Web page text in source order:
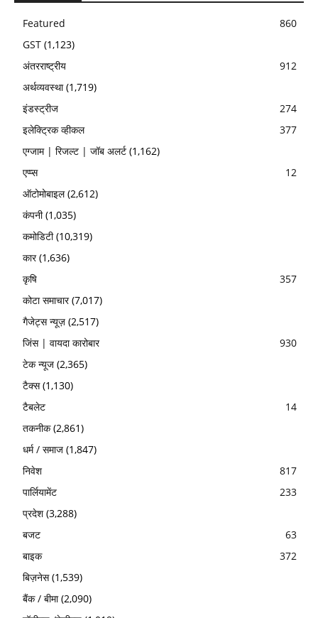
Featured
860
GST (1,123)
अंतरराष्ट्रीय
912
अर्थव्यवस्था(1,719)
इंडस्ट्रीज
274
इलेक्ट्रिक व्हीकल
377
एग्जाम | रिजल्ट | जॉब अलर्ट (1,162)
एप्प्स
12
ऑटोमोबाइल(2,612)
कंपनी(1,035)
कमोडिटी(10,319)
कार(1,636)
कृषि
357
कोटा समाचार(7,017)
गैजेट्स न्यूज़ (2,517)
जिंस | वायदा कारोबार
930
टेक न्यूज (2,365)
टैक्स(1,130)
टैबलेट
14
तकनीक(2,861)
धर्म / समाज (1,847)
निवेश
817
पार्लियामेंट
233
प्रदेश(3,288)
बजट
63
बाइक
372
बिज़नेस(1,539)
बैंक / बीमा(2,090)